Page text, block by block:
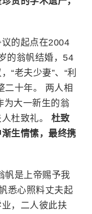
的起点在2004
的翁帆结婚，54
“老夫少妻”、“利
二十年。 两人相
为大一新生的翁
杜致礼。 杜致
生情愫，最终携
帆是上帝赐予我
悉心照料丈夫起
，二人彼此扶